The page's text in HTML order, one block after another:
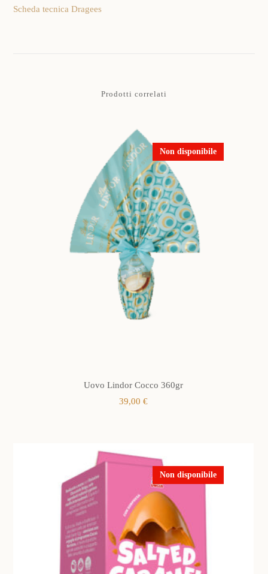
Scheda tecnica Dragees
Prodotti correlati
Uovo Lindor Cocco 360gr
39,00€
Non disponibile
Non disponibile